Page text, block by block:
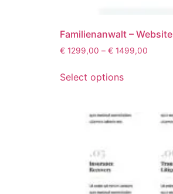
Familienanwalt – Website
€ 1299,00 – € 1499,00
Select options